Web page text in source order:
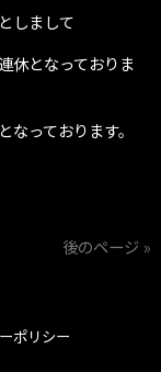
しまして
休となっておりま
っております。
後のページ »
ポリシー